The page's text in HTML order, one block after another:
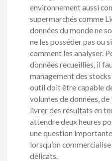
environnement aussi
supermarchés comme
données du monde ne
ne les posséder pas ou
comment les analyser.
données recueillies, il
management des
outil doit être capable
volumes de données,
livrer des résultats en
attendre deux heures
une question
lorsqu’on
délicats.